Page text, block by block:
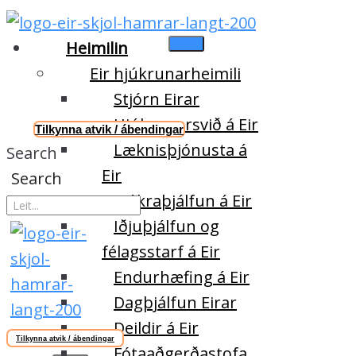
Heimilin
Eir hjúkrunarheimili
Stjórn Eirar
Hjúkrunarsvið á Eir
Læknisþjónusta á
Eir
Sjúkraþjálfun á Eir
Iðjuþjálfun og
félagsstarf á Eir
Endurhæfing á Eir
Dagþjálfun Eirar
Deildir á Eir
Tilkynna atvik / ábendingar
Search
Search
Tilkynna atvik / ábendingar